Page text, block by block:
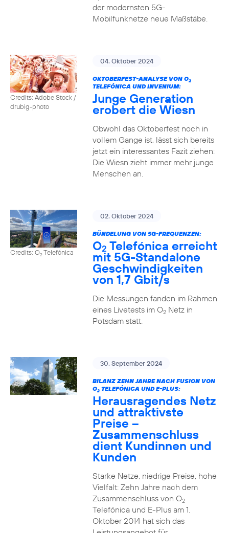
der modernsten 5G-
Mobilfunknetze neue Maßstäbe.
Credits: Adobe Stock /
drubig-photo
04. Oktober 2024
OKTOBERFEST-ANALYSE VON O2
TELEFÓNICA UND INVENIUM:
Junge Generation
erobert die Wiesn
Obwohl das Oktoberfest noch in
vollem Gange ist, lässt sich bereits
jetzt ein interessantes Fazit ziehen:
Die Wiesn zieht immer mehr junge
Menschen an.
Credits: O2Telefónica
02. Oktober 2024
BÜNDELUNG VON 5G-FREQUENZEN:
O2 Telefónica erreicht
mit 5G-Standalone
Geschwindigkeiten
von 1,7 Gbit/s
Die Messungen fanden im Rahmen
eines Livetests im O2Netz in
Potsdam statt.
30. September 2024
BILANZ ZEHN JAHRE NACH FUSION VON
O2TELEFÓNICA UND E-PLUS:
Herausragendes Netz
und attraktivste
Preise –
Zusammenschluss
dient Kundinnen und
Kunden
Starke Netze, niedrige Preise, hohe
Vielfalt: Zehn Jahre nach dem
Zusammenschluss von O2
Telefónica und E-Plus am 1.
Oktober 2014 hat sich das